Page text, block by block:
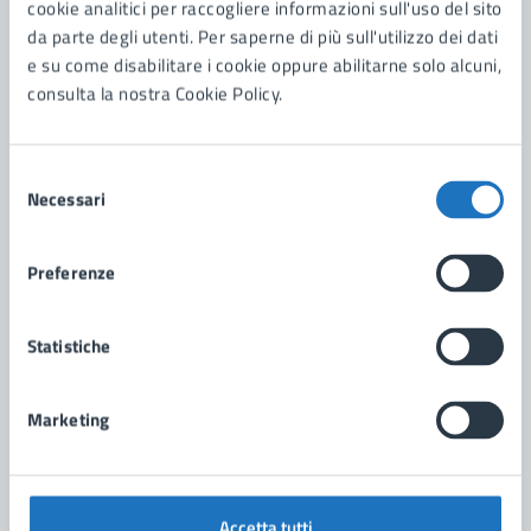
cookie analitici per raccogliere informazioni sull'uso del sito
da parte degli utenti. Per saperne di più sull'utilizzo dei dati
e su come disabilitare i cookie oppure abilitarne solo alcuni,
consulta la nostra Cookie Policy.
delNecessari
Preferenze
Statistiche
Marketing
Contenuti correlati
Scuola di Musica Comunale "Città di Manduria"